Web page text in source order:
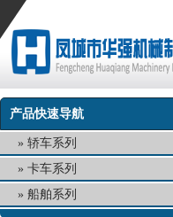
产品快速导航
轿车系列
卡车系列
船舶系列